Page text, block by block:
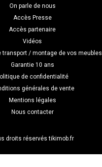
On parle de nous
Accès Presse
Accès partenaire
Vidéos
transport / montage de vos meubles
Garantie 10 ans
de confidentialité
générales de vente
Mentions légales
Nous contacter
droits réservés tikimob.fr